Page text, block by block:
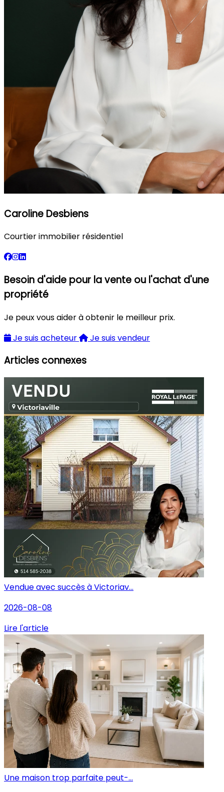
Caroline Desbiens
Courtier immobilier résidentiel
Besoin d'aide pour la vente ou l'achat d'une
propriété
Je peux vous aider à obtenir le meilleur prix.
Je suis acheteur
Je suis vendeur
Articles connexes
Vendue avec succès à Victoriav...
2026-08-08
Lire l'article
Une maison trop parfaite peut-...